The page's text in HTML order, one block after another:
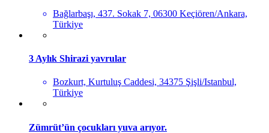
Bağlarbaşı, 437. Sokak 7, 06300 Keçiören/Ankara,
Türkiye
3 Aylık Shirazi yavrular
Bozkurt, Kurtuluş Caddesi, 34375 Şişli/Istanbul,
Türkiye
Zümrüt’ün çocukları yuva arıyor.